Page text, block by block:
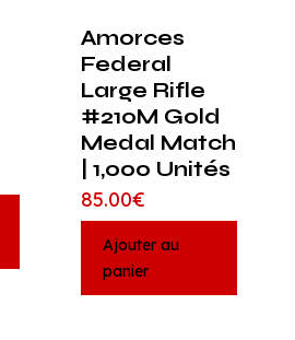
Amorces
Federal
Large Rifle
#210M Gold
Medal Match
| 1,000 Unités
85.00€
Ajouter au
panier